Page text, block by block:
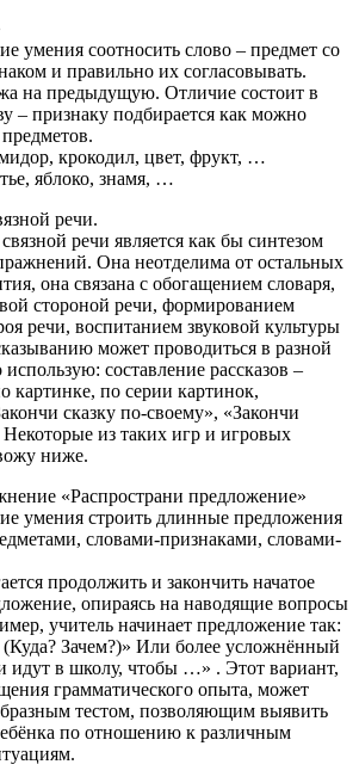
умения соотносить слово – предмет со
и правильно их согласовывать.
на предыдущую. Отличие состоит в
– признаку подбирается как можно
крокодил, цвет, фрукт, …
яблоко, знамя, …
речи.
речи является как бы синтезом
Она неотделима от остальных
она связана с обогащением словаря,
стороной речи, формированием
речи, воспитанием звуковой культуры
может проводиться в разной
составление рассказов –
картинке, по серии картинок,
сказку по-своему», «Закончи
из таких игр и игровых
ниже.
«Распространи предложение»
умения строить длинные предложения
словами-признаками, словами-
продолжить и закончить начатое
опираясь на наводящие вопросы
учитель начинает предложение так:
Зачем?)» Или более усложнённый
идут в школу, чтобы …» . Этот вариант,
грамматического опыта, может
тестом, позволяющим выявить
по отношению к различным